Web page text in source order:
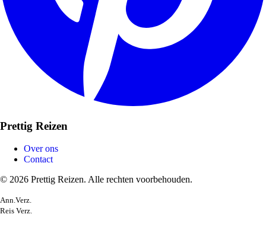
Prettig Reizen
Over ons
Contact
© 2026 Prettig Reizen. Alle rechten voorbehouden.
Ann.Verz.
Reis Verz.